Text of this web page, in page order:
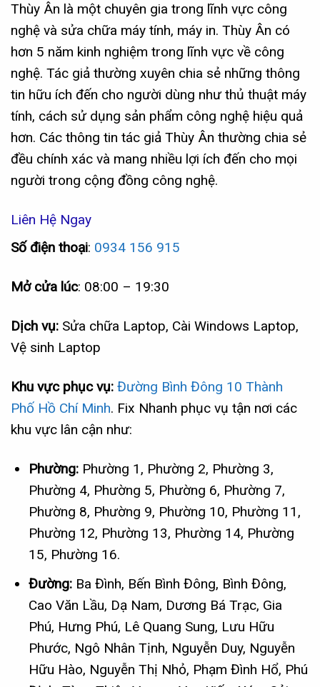
Thùy Ân là một chuyên gia trong lĩnh vực công
nghệ và sửa chữa máy tính, máy in. Thùy Ân có
hơn 5 năm kinh nghiệm trong lĩnh vực về công
nghệ. Tác giả thường xuyên chia sẻ những thông
tin hữu ích đến cho người dùng như thủ thuật máy
tính, cách sử dụng sản phẩm công nghệ hiệu quả
hơn. Các thông tin tác giả Thùy Ân thường chia sẻ
đều chính xác và mang nhiều lợi ích đến cho mọi
người trong cộng đồng công nghệ.
Liên Hệ Ngay
Số điện thoại: 0934 156 915
Mở cửa lúc: 08:00 – 19:30
Dịch vụ: Sửa chữa Laptop, Cài Windows Laptop,
Vệ sinh Laptop
Khu vực phục vụ: Đường Bình Đông 10 Thành
Phố Hồ Chí Minh. Fix Nhanh phục vụ tận nơi các
khu vực lân cận như:
Phường:Phường 1, Phường 2, Phường 3,
Phường 4, Phường 5, Phường 6, Phường 7,
Phường 8, Phường 9, Phường 10, Phường 11,
Phường 12, Phường 13, Phường 14, Phường
15, Phường 16.
Đường:Ba Đình, Bến Bình Đông, Bình Đông,
Cao Văn Lầu, Dạ Nam, Dương Bá Trạc, Gia
Phú, Hưng Phú, Lê Quang Sung, Lưu Hữu
Phước, Ngô Nhân Tịnh, Nguyễn Duy, Nguyễn
Hữu Hào, Nguyễn Thị Nhỏ, Phạm Đình Hổ, Phú